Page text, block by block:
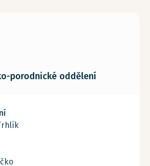
porodnické oddělení